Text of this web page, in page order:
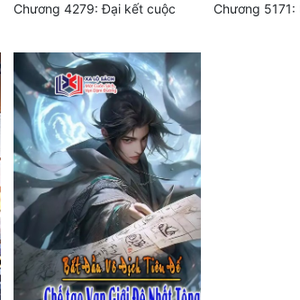
Chương 4279: Đại kết cuộc